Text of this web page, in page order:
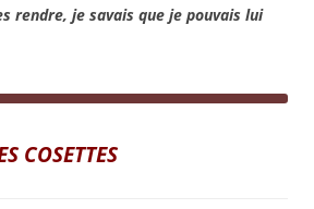
rendre, je savais que je pouvais lui
COSETTES